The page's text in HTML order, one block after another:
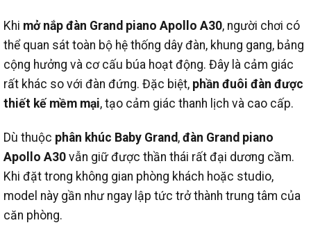
Khi mở nắp đàn Grand piano Apollo A30, người chơi có
thể quan sát toàn bộ hệ thống dây đàn, khung gang, bảng
cộng hưởng và cơ cấu búa hoạt động. Đây là cảm giác
rất khác so với đàn đứng. Đặc biệt, phần đuôi đàn được
thiết kế mềm mại, tạo cảm giác thanh lịch và cao cấp.
Dù thuộc phân khúc Baby Grand , đàn Grand piano
Apollo A30 vẫn giữ được thần thái rất đại dương cầm.
Khi đặt trong không gian phòng khách hoặc studio,
model này gần như ngay lập tức trở thành trung tâm của
căn phòng.